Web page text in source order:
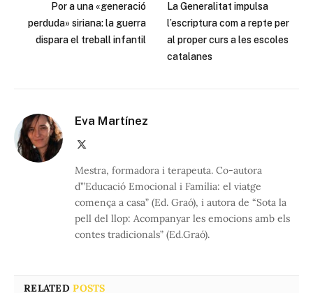
Por a una «generació
perduda» siriana: la guerra
dispara el treball infantil
La Generalitat impulsa
l’escriptura com a repte per
al proper curs a les escoles
catalanes
Eva Martínez
Mestra, formadora i terapeuta. Co-autora
d’”Educació Emocional i Família: el viatge
comença a casa” (Ed. Graó), i autora de “Sota la
pell del llop: Acompanyar les emocions amb els
contes tradicionals” (Ed.Graó).
RELATEDPOSTS